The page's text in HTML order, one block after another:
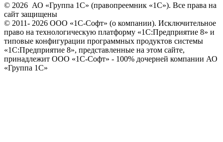
© 2026 АО «Группа 1С» (правопреемник «1С»). Все права на
сайт защищены
© 2011- 2026 ООО «1С-Софт» (о компании). Исключительное
право на технологическую платформу «1С:Предприятие 8» и
типовые конфигурации программных продуктов системы
«1С:Предприятие 8», представленные на этом сайте,
принадлежит ООО «1С-Софт» - 100% дочерней компании АО
«Группа 1С»